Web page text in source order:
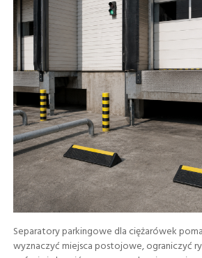
Separatory parkingowe dla ciężarówek
wyznaczyć miejsca postojowe, ograniczyć